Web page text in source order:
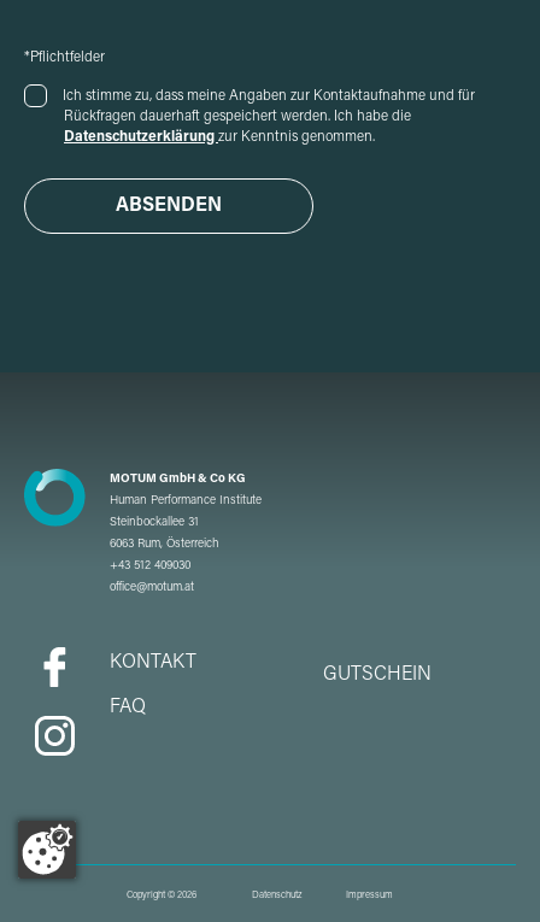
*Pflichtfelder
Rückfragen dauerhaft gespeichert werden. Ich habe die
Datenschutzerklärung zur Kenntnis genommen.
MOTUM GmbH & Co KG
Human Performance Institute
Steinbockallee 31
6063 Rum, Österreich
+43 512 409030
office@motum.at
KONTAKT
FAQ
GUTSCHEIN
Copyright © 2026 Datenschutz Impressum